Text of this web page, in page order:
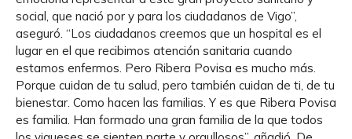
social, que nació por y para los ciudadanos de Vigo”,
aseguró. “Los ciudadanos creemos que un hospital es el
lugar en el que recibimos atención sanitaria cuando
estamos enfermos. Pero Ribera Povisa es mucho más.
Porque cuidan de tu salud, pero también cuidan de ti, de tu
bienestar. Como hacen las familias. Y es que Ribera Povisa
es familia. Han formado una gran familia de la que todos